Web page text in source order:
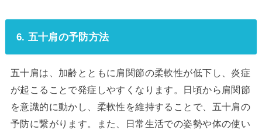
6. 五十肩の予防方法
五十肩は、加齢とともに肩関節の柔軟性が低下し、炎症
が起こることで発症しやすくなります。日頃から肩関節
を意識的に動かし、柔軟性を維持することで、五十肩の
予防に繋がります。また、日常生活での姿勢や体の使い